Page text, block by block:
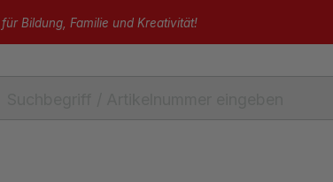
Bildung, Familie und Kreativität!